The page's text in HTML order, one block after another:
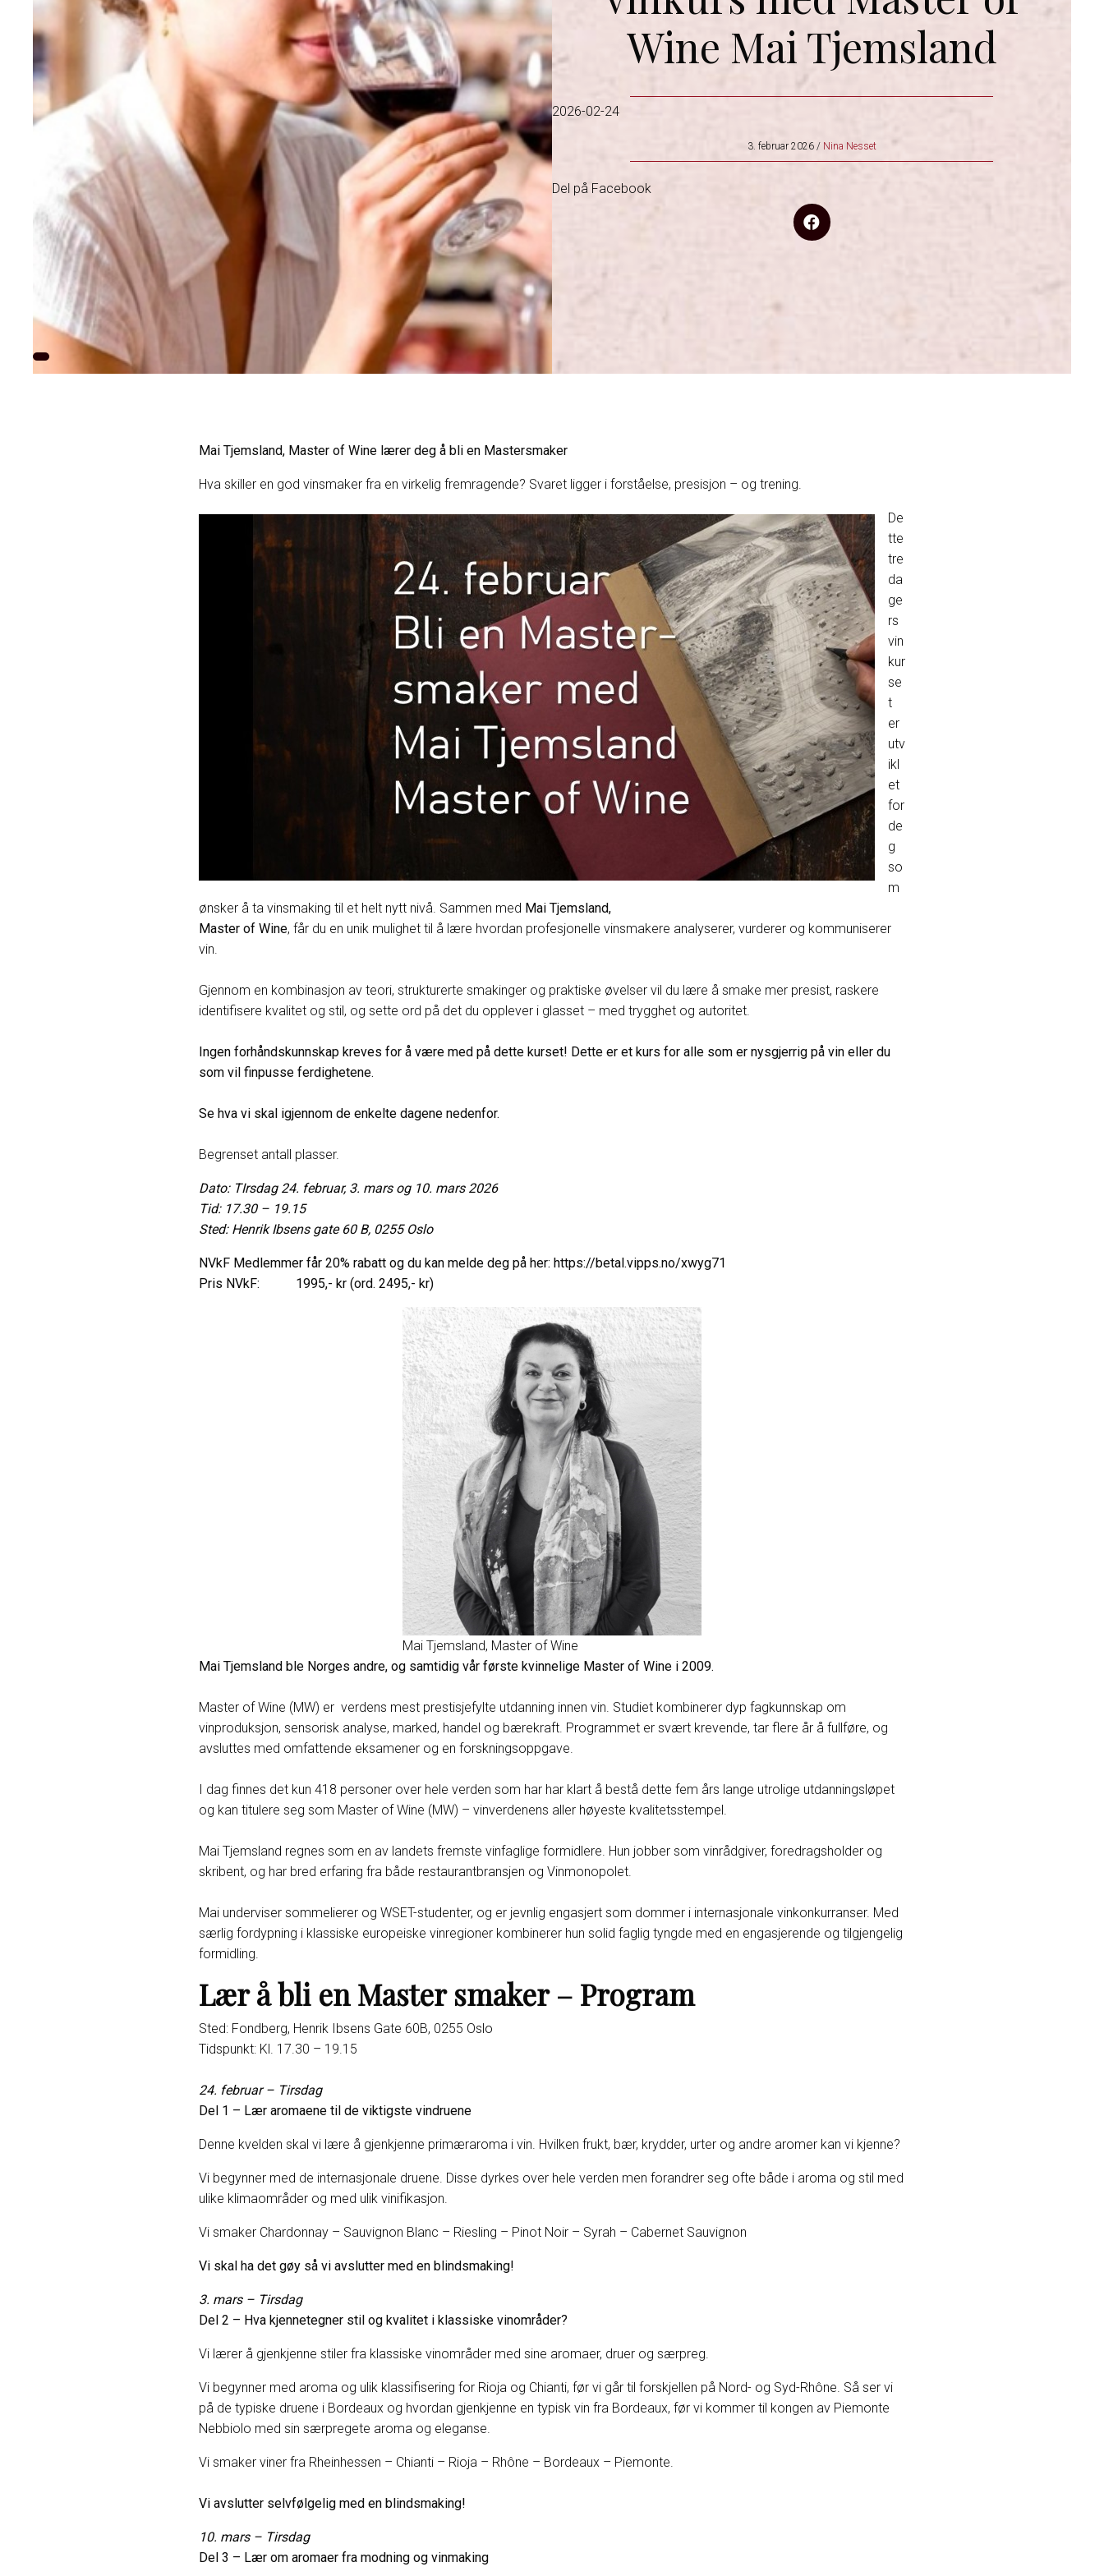
Wine Mai Tjemsland
2026-02-24
3. februar 2026 / Nina Nesset
Del på Facebook
Mai Tjemsland, Master of Wine lærer deg å bli en Mastersmaker
Hva skiller en god vinsmaker fra en virkelig fremragende? Svaret ligger i forståelse, presisjon – og trening.
De
tte
tre
da
ge
rs
vin
kur
se
t
er
utv
ikl
et
for
de
g
so
m
ønsker å ta vinsmaking til et helt nytt nivå. Sammen med Mai Tjemsland,
Master of Wine, får du en unik mulighet til å lære hvordan profesjonelle vinsmakere analyserer, vurderer og kommuniserer
vin.
Gjennom en kombinasjon av teori, strukturerte smakinger og praktiske øvelser vil du lære å smake mer presist, raskere
identifisere kvalitet og stil, og sette ord på det du opplever i glasset – med trygghet og autoritet.
Ingen forhåndskunnskap kreves for å være med på dette kurset! Dette er et kurs for alle som er nysgjerrig på vin eller du
som vil finpusse ferdighetene.
Se hva vi skal igjennom de enkelte dagene nedenfor.
Begrenset antall plasser.
Dato: TIrsdag 24. februar, 3. mars og 10. mars 2026
Tid: 17.30 – 19.15
Sted: Henrik Ibsens gate 60 B, 0255 Oslo
NVkF Medlemmer får 20% rabatt og du kan melde deg på her: https://betal.vipps.no/xwyg71
Pris NVkF: 1995,- kr (ord. 2495,- kr)
Mai Tjemsland, Master of Wine
Mai Tjemsland ble Norges andre, og samtidig vår første kvinnelige Master of Wine i 2009.
Master of Wine (MW) er verdens mest prestisjefylte utdanning innen vin. Studiet kombinerer dyp fagkunnskap om
vinproduksjon, sensorisk analyse, marked, handel og bærekraft. Programmet er svært krevende, tar flere år å fullføre, og
avsluttes med omfattende eksamener og en forskningsoppgave.
I dag finnes det kun 418 personer over hele verden som har har klart å bestå dette fem års lange utrolige utdanningsløpet
og kan titulere seg som Master of Wine (MW) – vinverdenens aller høyeste kvalitetsstempel.
Mai Tjemsland regnes som en av landets fremste vinfaglige formidlere. Hun jobber som vinrådgiver, foredragsholder og
skribent, og har bred erfaring fra både restaurantbransjen og Vinmonopolet.
Mai underviser sommelierer og WSET-studenter, og er jevnlig engasjert som dommer i internasjonale vinkonkurranser. Med
særlig fordypning i klassiske europeiske vinregioner kombinerer hun solid faglig tyngde med en engasjerende og tilgjengelig
formidling.
Lær å bli en Master smaker – Program
Sted: Fondberg, Henrik Ibsens Gate 60B, 0255 Oslo
Tidspunkt: Kl. 17.30 – 19.15
24. februar – Tirsdag
Del 1 – Lær aromaene til de viktigste vindruene
Denne kvelden skal vi lære å gjenkjenne primæraroma i vin. Hvilken frukt, bær, krydder, urter og andre aromer kan vi kjenne?
Vi begynner med de internasjonale druene. Disse dyrkes over hele verden men forandrer seg ofte både i aroma og stil med
ulike klimaområder og med ulik vinifikasjon.
Vi smaker Chardonnay – Sauvignon Blanc – Riesling – Pinot Noir – Syrah – Cabernet Sauvignon
Vi skal ha det gøy så vi avslutter med en blindsmaking!
3. mars – Tirsdag
Del 2 – Hva kjennetegner stil og kvalitet i klassiske vinområder?
Vi lærer å gjenkjenne stiler fra klassiske vinområder med sine aromaer, druer og særpreg.
Vi begynner med aroma og ulik klassifisering for Rioja og Chianti, før vi går til forskjellen på Nord- og Syd-Rhône. Så ser vi
på de typiske druene i Bordeaux og hvordan gjenkjenne en typisk vin fra Bordeaux, før vi kommer til kongen av Piemonte
Nebbiolo med sin særpregete aroma og eleganse.
Vi smaker viner fra Rheinhessen – Chianti – Rioja – Rhône – Bordeaux – Piemonte.
Vi avslutter selvfølgelig med en blindsmaking!
10. mars – Tirsdag
Del 3 – Lær om aromaer fra modning og vinmaking